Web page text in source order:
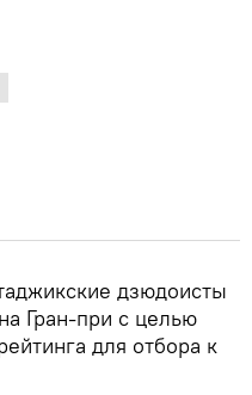
дзюдоисты
Гран-при с целью
для отбора к